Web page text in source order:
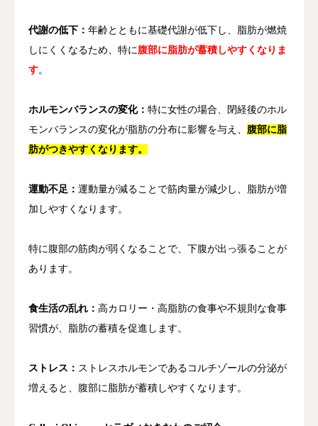
代謝の低下： 年齢とともに基礎代謝が低下し、脂肪が燃焼
しにくくなるため、特に 腹部に脂肪が蓄積しやすくなりま
す。
ホルモンバランスの変化： 特に女性の場合、閉経後のホル
モンバランスの変化が脂肪の分布に影響を与え、 腹部に脂
肪がつきやすくなります。
運動不足： 運動量が減ることで筋肉量が減少し、脂肪が増
加しやすくなります。
特に腹部の筋肉が弱くなることで、下腹が出っ張ることが
あります。
食生活の乱れ： 高カロリー・高脂肪の食事や不規則な食事
習慣が、脂肪の蓄積を促進します。
ストレス： ストレスホルモンであるコルチゾールの分泌が
増えると、腹部に脂肪が蓄積しやすくなります。